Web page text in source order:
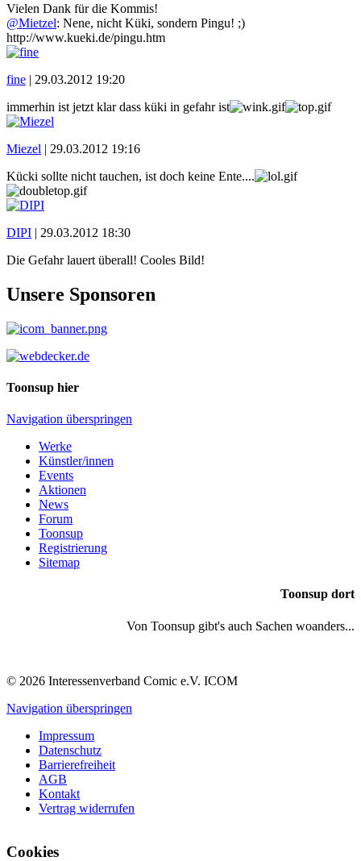
Vielen Dank für die Kommis!
@Mietzel: Nene, nicht Küki, sondern Pingu! ;)
http://www.kueki.de/pingu.htm
fine | 29.03.2012 19:20
immerhin ist jetzt klar dass küki in gefahr ist
Miezel | 29.03.2012 19:16
Kücki sollte nicht tauchen, ist doch keine Ente....
DIPI | 29.03.2012 18:30
Die Gefahr lauert überall! Cooles Bild!
Unsere Sponsoren
Toonsup hier
Navigation überspringen
Werke
Künstler/innen
Events
Aktionen
News
Forum
Toonsup
Registrierung
Sitemap
Toonsup dort
Von Toonsup gibt's auch Sachen woanders...
© 2026 Interessenverband Comic e.V. ICOM
Navigation überspringen
Impressum
Datenschutz
Barrierefreiheit
AGB
Kontakt
Vertrag widerrufen
Cookies